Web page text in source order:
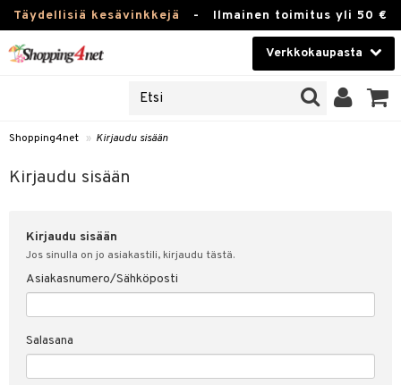
Täydellisiä kesävinkkejä - Ilmainen toimitus yli 50 €
Verkkokaupasta
Piilolinssit
Luontaistuotteet
Fitness
Koti & Sisustus
Lelut, Lapsi & Vauva
Tuotemerkkejä
Shopping4net » Kirjaudu sisään
Kirjaudu sisään
Kirjaudu sisään
Jos sinulla on jo asiakastili, kirjaudu tästä.
Asiakasnumero/Sähköposti
Salasana
sisään
& vastauksia
myyntiehdot